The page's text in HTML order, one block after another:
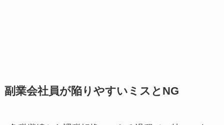
副業会社員が陥りやすいミスとNG